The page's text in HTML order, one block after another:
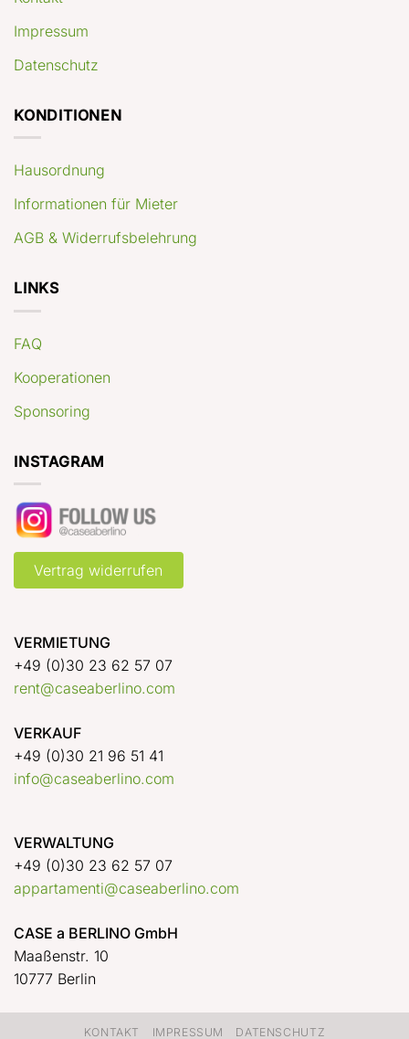
Impressum
Datenschutz
KONDITIONEN
Hausordnung
Informationen für Mieter
AGB & Widerrufsbelehrung
LINKS
FAQ
Kooperationen
Sponsoring
INSTAGRAM
Vertrag widerrufen
VERMIETUNG
+49 (0)30 23 62 57 07
rent@caseaberlino.com
VERKAUF
+49 (0)30 21 96 51 41
info@caseaberlino.com
VERWALTUNG
+49 (0)30 23 62 57 07
appartamenti@caseaberlino.com
CASE a BERLINO GmbH
Maaßenstr. 10
10777 Berlin
KONTAKT IMPRESSUM DATENSCHUTZ